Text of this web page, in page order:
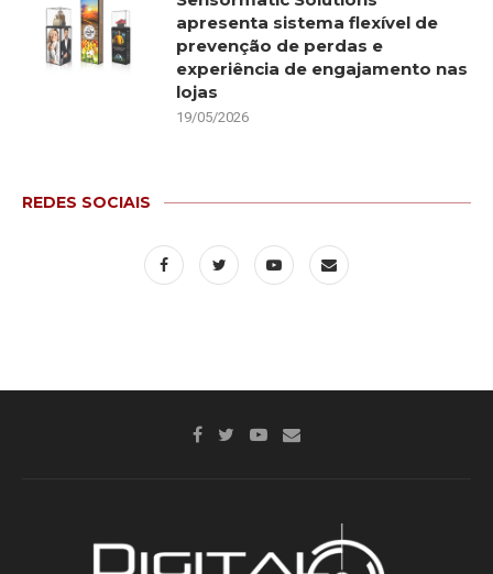
apresenta sistema flexível de
prevenção de perdas e
experiência de engajamento nas
lojas
19/05/2026
REDES SOCIAIS